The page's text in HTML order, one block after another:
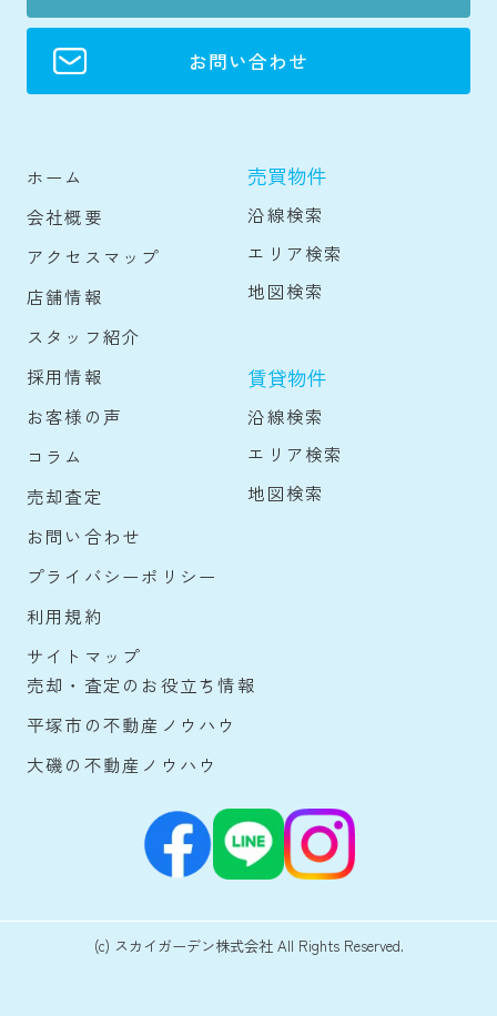
お問い合わせ
ホーム
会社概要
アクセスマップ
店舗情報
スタッフ紹介
採用情報
お客様の声
コラム
売却査定
お問い合わせ
プライバシーポリシー
利用規約
サイトマップ
売買物件
沿線検索
エリア検索
地図検索
賃貸物件
沿線検索
エリア検索
地図検索
売却・査定のお役立ち情報
平塚市の不動産ノウハウ
大磯の不動産ノウハウ
(c) スカイガーデン株式会社 All Rights Reserved.